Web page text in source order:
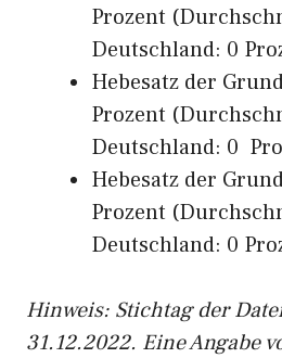
Prozent
Deutschland: 0
Hebesatz der
Prozent
Deutschland: 0
Hebesatz der
Prozent
Deutschland: 0
Hinweis: Stichtag der
31.12.2022. Eine Angabe